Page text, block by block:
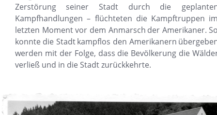
Zerstörung
seiner Stadt durch die
Kampfhandlungen – flüchteten die Kampftruppen
letzten Moment vor dem Anmarsch der Amerikaner.
konnte die Stadtkampflos den Amerikanern
werden mit der Folge, dass die Bevölkerung die
verließ und in die Stadt zurückkehrte.